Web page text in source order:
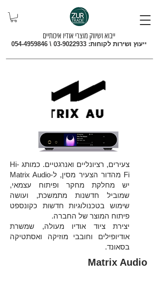
ייעוץ ושירות לקוחות: 03-9022933
\
054-4959846
ייבוא ושיווק מוצרי אודיו איכותיים
צעירים, רציונליים ואנרגטיים. כמותג Hi-
Fi מהדור הצעיר מסין, ל-Matrix Audio
יש מחלקת מחקר ופיתוח עצמאי,
שמוביל חדשנות מתמשכת, ועושה
שימוש בטכנולוגיות חדשות כקונספט
פיתוח המוצר של החברה.
יצירת ציוד אודיו מעולה, שמשרת
אודיופילים וחובבי מוזיקה ואסתטיקה
בסאונד.
Matrix Audio